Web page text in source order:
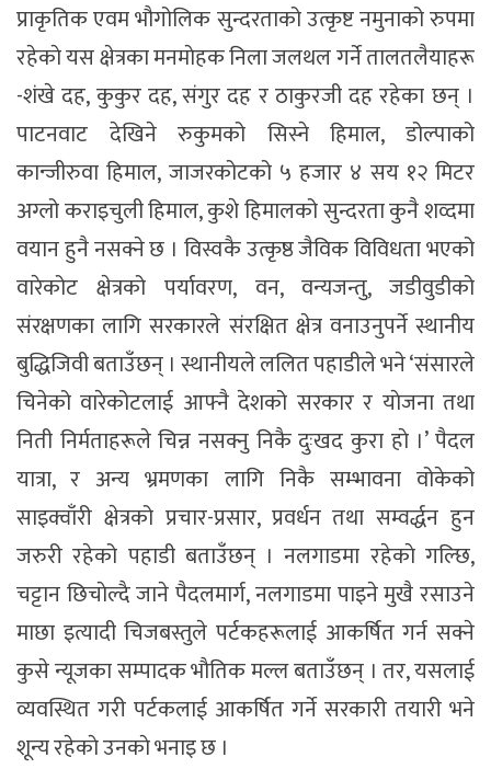
प्राकृतिक एवम भौगोलिक सुन्दरताको उत्कृष्ट नमुनाको रुपमा
रहेकाे यस क्षेत्रका मनमाेहक निला जलथल गर्ने तालतलैयाहरू
-शंखे दह, कुकुर दह, संगुर दह र ठाकुरजी दह रहेका छन् ।
पाटनवाट देखिने रुकुमको सिस्ने हिमाल, डोल्पाको
कान्जीरुवा हिमाल, जाजरकोटको ५ हजार ४ सय १२ मिटर
अग्लो कराइचुली हिमाल, कुशे हिमालको सुन्दरता कुनै शव्दमा
वयान हुनै नसक्ने छ । विस्वकै उत्कृष्ठ जैविक विविधता भएको
वारेकोट क्षेत्रको पर्यावरण, वन, वन्यजन्तु, जडीवुडीको
संरक्षणका लागि सरकारले संरक्षित क्षेत्र वनाउनुपर्ने स्थानीय
बुद्धिजिवी बताउँछन् । स्थानीयले ललित पहाडीले भने ‘संसारले
चिनेको वारेकोटलाई आफ्नै देशको सरकार र याेजना तथा
निती निर्मताहरूले चिन्न नसक्नु निकै दुःखद कुरा हाे ।’ पैदल
यात्रा, र अन्य भ्रमणका लागि निकै सम्भावना वोकेको
साइक्वाँरी क्षेत्रको प्रचार-प्रसार, प्रवर्धन तथा सम्वर्द्धन हुन
जरुरी रहेको पहाडी बताउँछन् । नलगाडमा रहेकाे गल्छि,
चट्टान छिचाेल्दै जाने पैदलमार्ग, नलगाडमा पाइने मुखै रसाउने
माछा इत्यादी चिजबस्तुले पर्टकहरूलाई आकर्षित गर्न सक्ने
कुसे न्यूजका सम्पादक भाैतिक मल्ल बताउँछन् । तर, यसलाई
व्यवस्थित गरी पर्टकलाई आकर्षित गर्ने सरकारी तयारी भने
शून्य रहेकाे उनकाे भनाइ छ ।